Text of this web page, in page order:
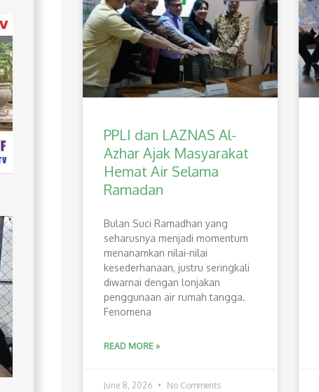
PPLI dan LAZNAS Al-
Azhar Ajak Masyarakat
Hemat Air Selama
Ramadan
Bulan Suci Ramadhan yang
seharusnya menjadi momentum
menanamkan nilai-nilai
kesederhanaan, justru seringkali
diwarnai dengan lonjakan
penggunaan air rumah tangga.
Fenomena
READ MORE »
June 8, 2026 No Comments